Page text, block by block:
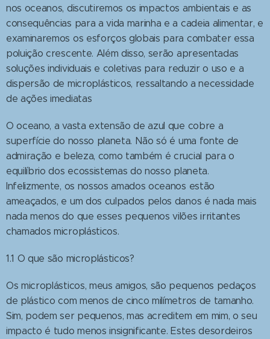
nos oceanos, discutiremos os impactos ambientais e as
consequências para a vida marinha e a cadeia alimentar, e
examinaremos os esforços globais para combater essa
poluição crescente. Além disso, serão apresentadas
soluções individuais e coletivas para reduzir o uso e a
dispersão de microplásticos, ressaltando a necessidade
de ações imediatas
O oceano, a vasta extensão de azul que cobre a
superfície do nosso planeta. Não só é uma fonte de
admiração e beleza, como também é crucial para o
equilíbrio dos ecossistemas do nosso planeta.
Infelizmente, os nossos amados oceanos estão
ameaçados, e um dos culpados pelos danos é nada mais
nada menos do que esses pequenos vilões irritantes
chamados microplásticos.
1.1 O que são microplásticos?
Os microplásticos, meus amigos, são pequenos pedaços
de plástico com menos de cinco milímetros de tamanho.
Sim, podem ser pequenos, mas acreditem em mim, o seu
impacto é tudo menos insignificante. Estes desordeiros